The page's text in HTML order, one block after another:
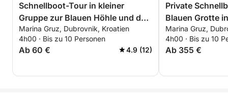
Schnellboot-Tour in kleiner
Gruppe zur Blauen Höhle und den
Elaphits-Inseln
Marina Gruz, Dubrovnik, Kroatien
4h00 · Bis zu 10 Personen
Ab 60 € 4.9 (12)
Private
Blauen Grotte
Marina Gruz,
4h00 · Bis zu 10
Ab 355 €